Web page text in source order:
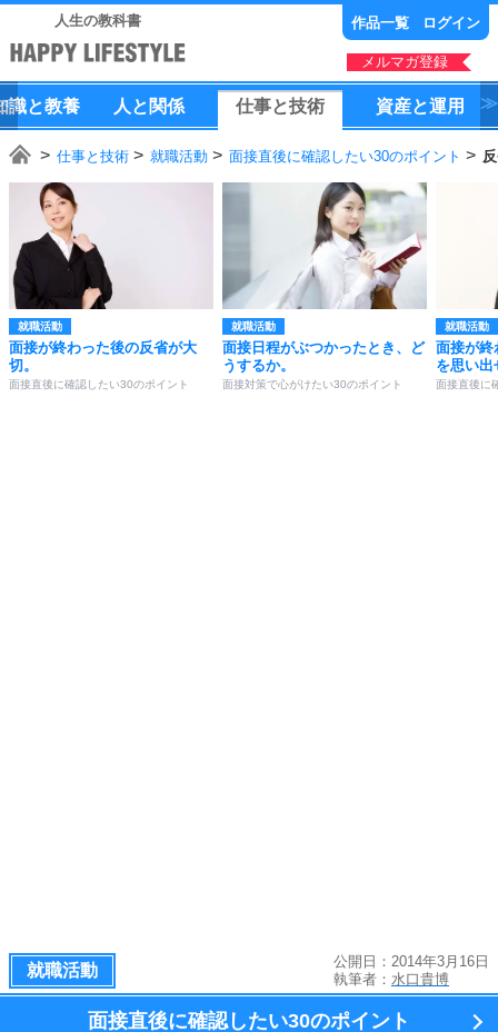
人生の教科書 作品一覧 ログイン
メルマガ登録
識と教養 人 と 関係 仕事と技術 資産と運用
仕事と技術 就職活動 面接直後に確認したい30のポイント
就職活動
面接が終わった後の反省が大
切。
面接直後に確認したい30のポイント
就職活動
面接日程がぶつかったとき、ど
うするか。
面接対策で心がけたい30のポイント
就職活動
面接が終
を思い出
面接直後に
就職活動
公開日：2014年3月16日
執筆者： 水口貴博
面接直後に確認したい30のポイント